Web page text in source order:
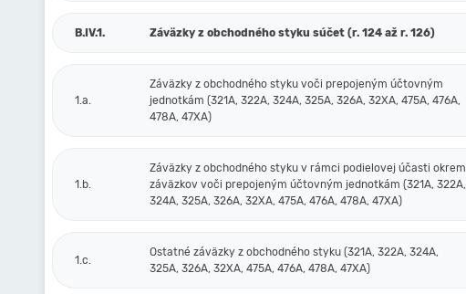
B.IV.1. Záväzky z obchodného styku súčet (r. 124 až r. 126)
1.a.
Záväzky z obchodného styku voči prepojeným účtovným
jednotkám (321A, 322A, 324A, 325A, 326A, 32XA, 475A, 476A,
478A, 47XA)
1.b.
Záväzky z obchodného styku v rámci podielovej účasti okrem
záväzkov voči prepojeným účtovným jednotkám (321A, 322A,
324A, 325A, 326A, 32XA, 475A, 476A, 478A, 47XA)
1.c.
Ostatné záväzky z obchodného styku (321A, 322A, 324A,
325A, 326A, 32XA, 475A, 476A, 478A, 47XA)